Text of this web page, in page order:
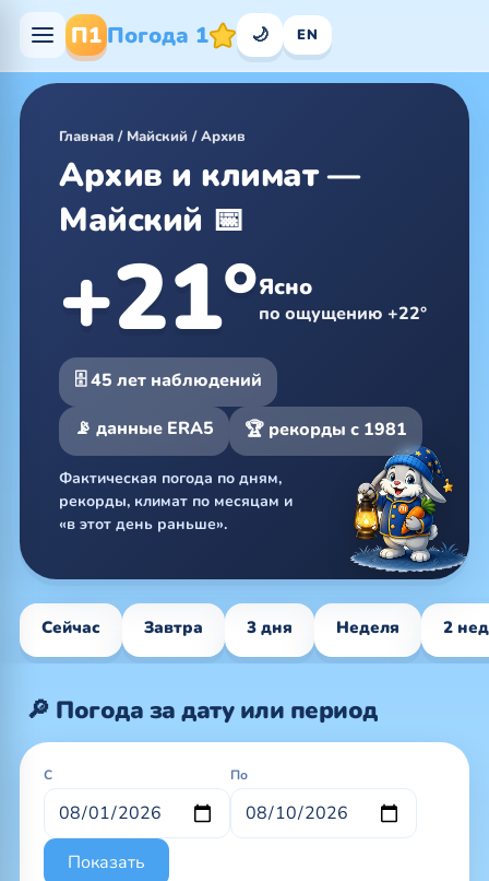
П1 Погода 1 🌙 EN
Главная / Майский /Архив
Архив и климат —
Майский 📅
+21°Ясно
по ощущению +22°
🗄 45 лет наблюдений
📡 данные ERA5
🏆 рекорды с 1981
Фактическая погода по дням,
рекорды, климат по месяцам и
«в этот день раньше».
Сейчас Завтра 3 дня Неделя 2
🔎 Погода за дату или период
С По
Показать